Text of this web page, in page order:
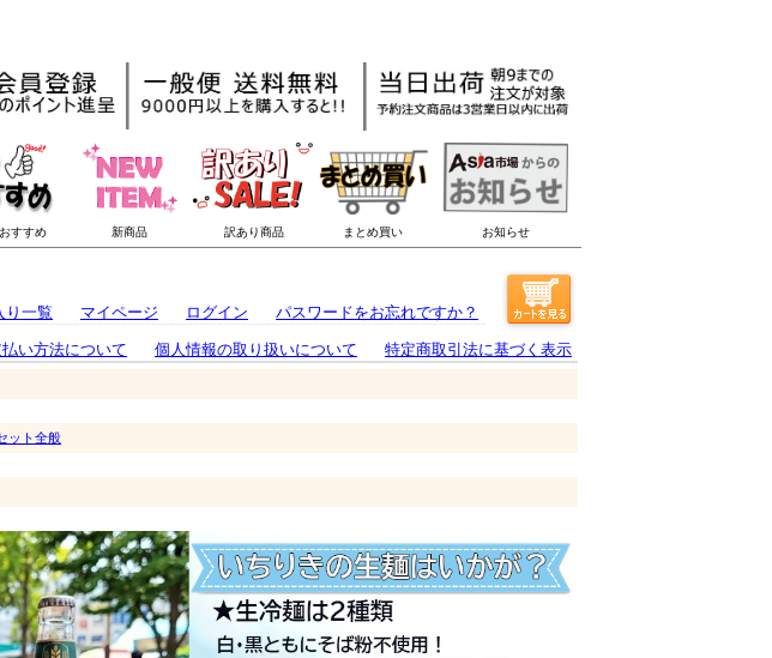
り一覧 マイページ ログイン パスワードをお忘れですか？
い方法について 個人情報の取り扱いについて 特定商取引法に基づく表示
ット全般